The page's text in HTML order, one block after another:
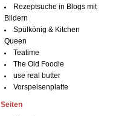
Rezeptsuche in Blogs mit
Bildern
Spülkönig & Kitchen
Queen
Teatime
The Old Foodie
use real butter
Vorspeisenplatte
Seiten